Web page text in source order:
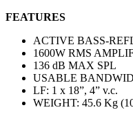
FEATURES
ACTIVE BASS-
1600W RMS
136 dB MAX SPL
USABLE
LF: 1 x 18”, 4” v.c.
WEIGHT: 45.6 Kg